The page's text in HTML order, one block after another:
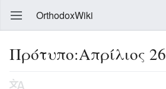
OrthodoxWiki
Πρότυπο:Απρίλιος 26